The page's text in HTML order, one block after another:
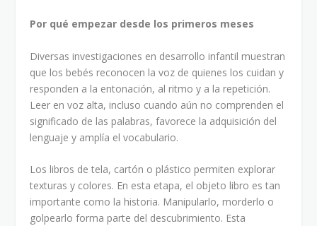
Por qué empezar desde los primeros meses
Diversas investigaciones en desarrollo infantil muestran
que los bebés reconocen la voz de quienes los cuidan y
responden a la entonación, al ritmo y a la repetición.
Leer en voz alta, incluso cuando aún no comprenden el
significado de las palabras, favorece la adquisición del
lenguaje y amplía el vocabulario.
Los libros de tela, cartón o plástico permiten explorar
texturas y colores. En esta etapa, el objeto libro es tan
importante como la historia. Manipularlo, morderlo o
golpearlo forma parte del descubrimiento. Esta